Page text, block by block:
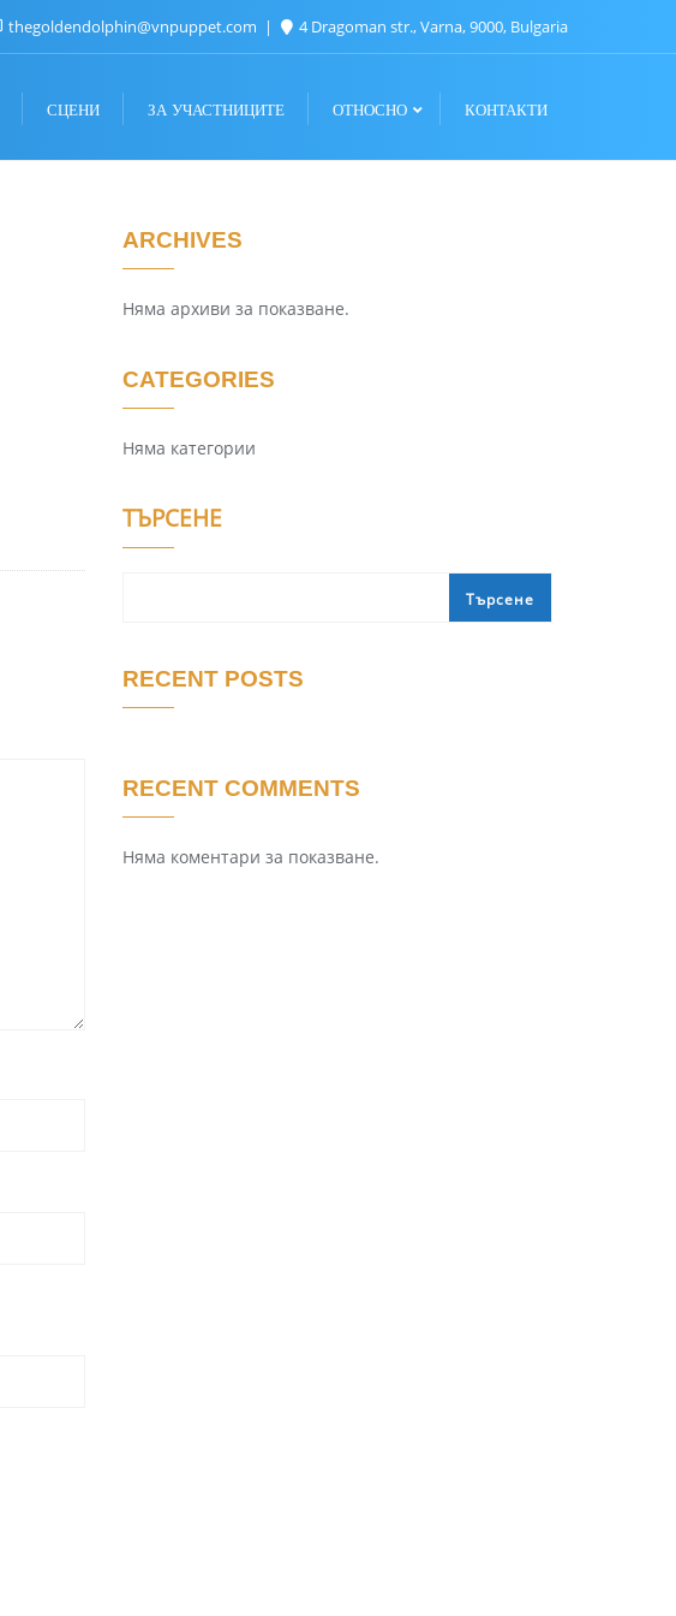
thegoldendolphin@vnpuppet.com 4 Dragoman str., Varna, 9000, Bulgaria
СЦЕНИ ЗА УЧАСТНИЦИТЕ ОТНОСНО КОНТАКТИ
ARCHIVES
Няма архиви за показване.
CATEGORIES
Няма категории
ТЪРСЕНЕ
Търсене
RECENT POSTS
RECENT COMMENTS
Няма коментари за показване.